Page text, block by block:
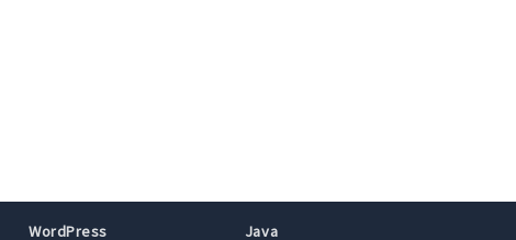
WordPress Java